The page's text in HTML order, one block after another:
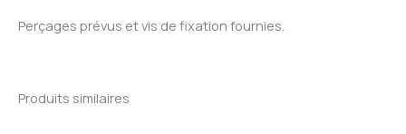
Perçages prévus et vis de fixation fournies.
Produits similaires